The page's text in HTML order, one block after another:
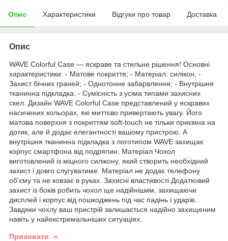
Опис Характеристики Відгуки про товар Доставка
Опис
WAVE Colorful Case — яскраве та стильне рішення! Основні
характеристики: - Матове покриття; - Матеріал: силікон; -
Захист бічних граней; - Однотонне забарвлення; - Внутрішня
тканинна підкладка; - Сумісність з усіма типами захисних
скел. Дизайн WAVE Colorful Case представлений у яскравих
насичених кольорах, які миттєво привертають увагу. Його
матова поверхня з покриттям soft-touch не тільки приємна на
дотик, але й додає елегантності вашому пристрою. А
внутрішня тканинна підкладка з логотипом WAVE захищає
корпус смартфона від подряпин. Матеріал Чохол
виготовлений із міцного силікону, який створить необхідний
захист і довго слугуватиме. Матеріал не додає телефону
об'єму та не ковзає в руках. Захисні властивості Додатковий
захист із боків робить чохол ще надійнішим, захищаючи
дисплей і корпус від пошкоджень під час падінь і ударів.
Завдяки чохлу ваш пристрій залишається надійно захищеним
навіть у найекстремальніших ситуаціях.
Приховати